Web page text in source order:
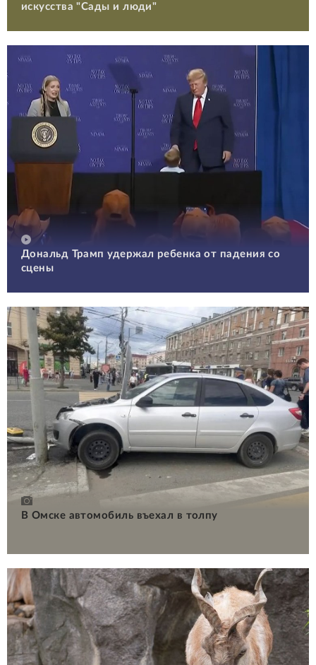
искусства "Сады и люди"
Дональд Трамп удержал ребенка от падения со
сцены
В Омске автомобиль въехал в толпу